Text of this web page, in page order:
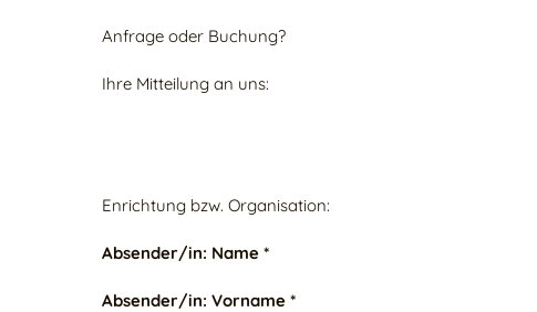
Anfrage oder Buchung?
Ihre Mitteilung an uns:
Enrichtung bzw. Organisation:
Absender/in: Name *
Absender/in: Vorname *